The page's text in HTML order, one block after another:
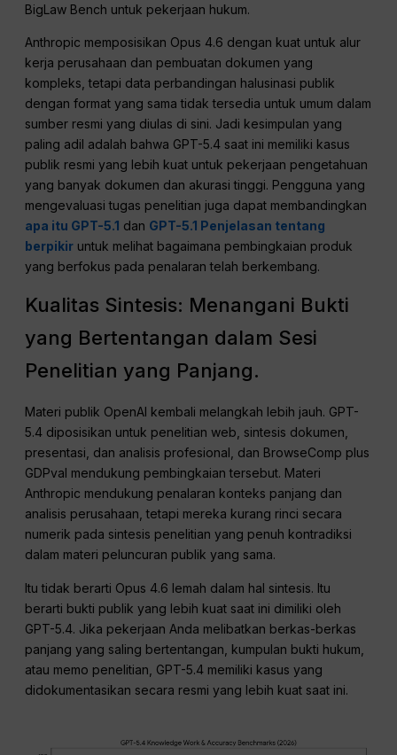
BigLaw Bench untuk pekerjaan hukum.
Anthropic memposisikan Opus 4.6 dengan kuat untuk alur
kerja perusahaan dan pembuatan dokumen yang
kompleks, tetapi data perbandingan halusinasi publik
dengan format yang sama tidak tersedia untuk umum dalam
sumber resmi yang diulas di sini. Jadi kesimpulan yang
paling adil adalah bahwa GPT-5.4 saat ini memiliki kasus
publik resmi yang lebih kuat untuk pekerjaan pengetahuan
yang banyak dokumen dan akurasi tinggi. Pengguna yang
mengevaluasi tugas penelitian juga dapat membandingkan
apa itu GPT-5.1 dan GPT-5.1 Penjelasan tentang
berpikir untuk melihat bagaimana pembingkaian produk
yang berfokus pada penalaran telah berkembang.
Kualitas Sintesis: Menangani Bukti
yang Bertentangan dalam Sesi
Penelitian yang Panjang.
Materi publik OpenAI kembali melangkah lebih jauh. GPT-
5.4 diposisikan untuk penelitian web, sintesis dokumen,
presentasi, dan analisis profesional, dan BrowseComp plus
GDPval mendukung pembingkaian tersebut. Materi
Anthropic mendukung penalaran konteks panjang dan
analisis perusahaan, tetapi mereka kurang rinci secara
numerik pada sintesis penelitian yang penuh kontradiksi
dalam materi peluncuran publik yang sama.
Itu tidak berarti Opus 4.6 lemah dalam hal sintesis. Itu
berarti bukti publik yang lebih kuat saat ini dimiliki oleh
GPT-5.4. Jika pekerjaan Anda melibatkan berkas-berkas
panjang yang saling bertentangan, kumpulan bukti hukum,
atau memo penelitian, GPT-5.4 memiliki kasus yang
didokumentasikan secara resmi yang lebih kuat saat ini.